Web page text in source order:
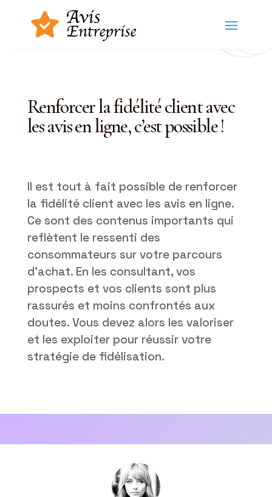
Renforcer la fidélité client avec
les avis en ligne, c’est possible !
Il est tout à fait possible de renforcer
la fidélité client avec les avis en ligne.
Ce sont des contenus importants qui
reflètent le ressenti des
consommateurs sur votre parcours
d’achat. En les consultant, vos
prospects et vos clients sont plus
rassurés et moins confrontés aux
doutes. Vous devez alors les valoriser
et les exploiter pour réussir votre
stratégie de fidélisation.